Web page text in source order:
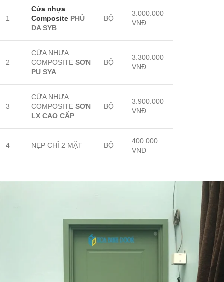
1
Cửa nhựa
Composite PHỦ
DA SYB
BỘ
3.000.000
VNĐ
2
CỬA NHỰA
COMPOSITE SƠN
PU SYA
BỘ
3.300.000
VNĐ
3
CỬA NHỰA
COMPOSITE SƠN
LX CAO CẤP
BỘ
3.900.000
VNĐ
4 NẸP CHỈ 2 MẶT BỘ
400.000
VNĐ